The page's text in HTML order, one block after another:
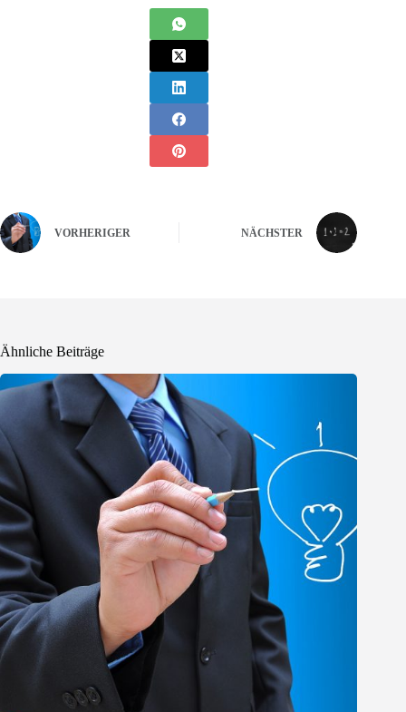
VORHERIGER NÄCHSTER
Ähnliche Beiträge